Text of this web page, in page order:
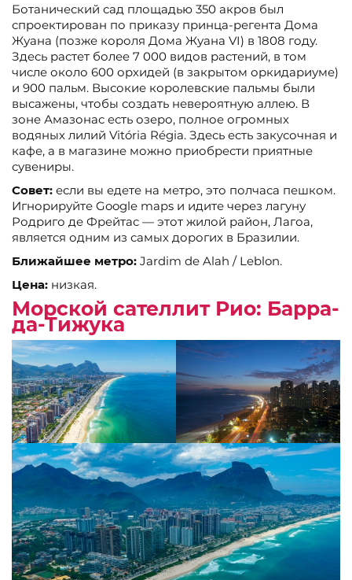
Ботанический сад площадью 350 акров был
спроектирован по приказу принца-регента Дома
Жуана (позже короля Дома Жуана VI) в 1808 году.
Здесь растет более 7 000 видов растений, в том
числе около 600 орхидей (в закрытом оркидариуме)
и 900 пальм. Высокие королевские пальмы были
высажены, чтобы создать невероятную аллею. В
зоне Амазонас есть озеро, полное огромных
водяных лилий Vitória Régia. Здесь есть закусочная и
кафе, а в магазине можно приобрести приятные
сувениры.
Совет: если вы едете на метро, это полчаса пешком.
Игнорируйте Google maps и идите через лагуну
Родриго де Фрейтас — этот жилой район, Лагоа,
является одним из самых дорогих в Бразилии.
Ближайшее метро: Jardim de Alah / Leblon.
Цена: низкая.
Морской сателлит Рио: Барра-
да-Тижука